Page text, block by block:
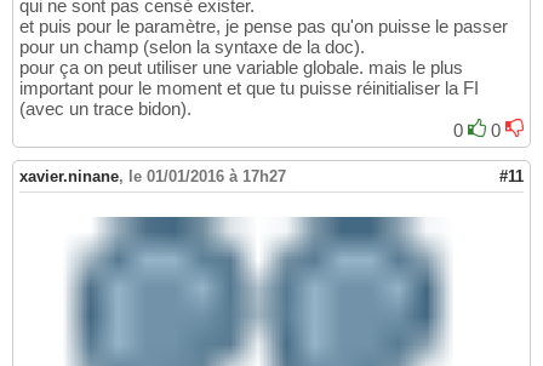
qui ne sont pas censé exister.
et puis pour le paramètre, je pense pas qu'on puisse le passer
pour un champ (selon la syntaxe de la doc).
pour ça on peut utiliser une variable globale. mais le plus
important pour le moment et que tu puisse réinitialiser la FI
(avec un trace bidon).
0
0
xavier.ninane, le 01/01/2016 à 17h27 #11